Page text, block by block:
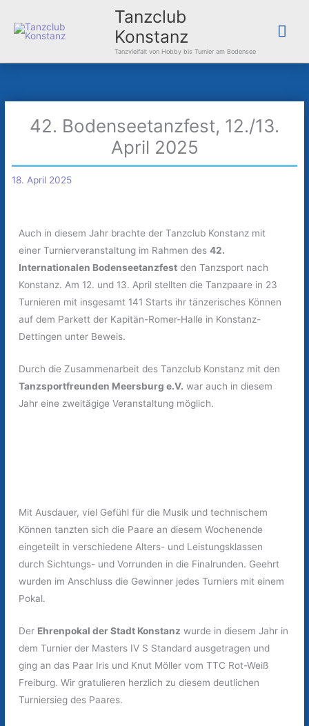
Inhalt
springen
Tanzclub
Konstanz
Tanzvielfalt von Hobby bis Turnier am Bodensee
42. Bodenseetanzfest, 12./13.
April 2025
18. April 2025
Auch in diesem Jahr brachte der Tanzclub Konstanz mit
einer Turnierveranstaltung im Rahmen des42.
Internationalen Bodenseetanzfest den Tanzsport nach
Konstanz. Am 12. und 13. April stellten die Tanzpaare in 23
Turnieren mit insgesamt 141 Starts ihr tänzerisches Können
auf dem Parkett der Kapitän-Romer-Halle in Konstanz-
Dettingen unter Beweis.
Durch die Zusammenarbeit des Tanzclub Konstanz mit den
Tanzsportfreunden Meersburg e.V. war auch in diesem
Jahr eine zweitägige Veranstaltung möglich.
Mit Ausdauer, viel Gefühl für die Musik und technischem
Können tanzten sich die Paare an diesem Wochenende
eingeteilt in verschiedene Alters- und Leistungsklassen
durch Sichtungs- und Vorrunden in die Finalrunden. Geehrt
wurden im Anschluss die Gewinner jedes Turniers mit einem
Pokal.
Der Ehrenpokal der Stadt Konstanz wurde in diesem Jahr in
dem Turnier der Masters IV S Standard ausgetragen und
ging an das Paar Iris und Knut Möller vom TTC Rot-Weiß
Freiburg. Wir gratulieren herzlich zu diesem deutlichen
Turniersieg des Paares.